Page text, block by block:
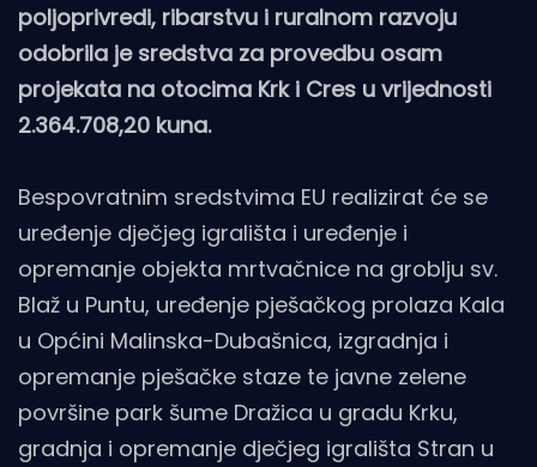
poljoprivredi, ribarstvu i ruralnom razvoju
odobrila je sredstva za provedbu osam
projekata na otocima Krk i Cres u vrijednosti
2.364.708,20 kuna.
Bespovratnim sredstvima EU realizirat će se
uređenje dječjeg igrališta i uređenje i
opremanje objekta mrtvačnice na groblju sv.
Blaž u Puntu, uređenje pješačkog prolaza Kala
u Općini Malinska-Dubašnica, izgradnja i
opremanje pješačke staze te javne zelene
površine park šume Dražica u gradu Krku,
gradnja i opremanje dječjeg igrališta Stran u